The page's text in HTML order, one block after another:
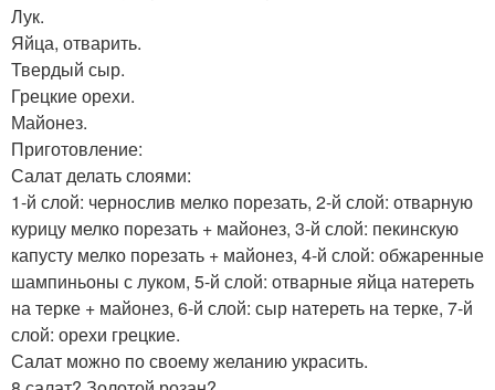
Лук.
Яйца, отварить.
Твердый сыр.
Грецкие орехи.
Майонез.
Приготовление:
Салат делать слоями:
1-й слой: чернослив мелко порезать, 2-й слой: отварную
курицу мелко порезать + майонез, 3-й слой: пекинскую
капусту мелко порезать + майонез, 4-й слой: обжаренные
шампиньоны с луком, 5-й слой: отварные яйца натереть
на терке + майонез, 6-й слой: сыр натереть на терке, 7-й
слой: орехи грецкие.
Салат можно по своему желанию украсить.